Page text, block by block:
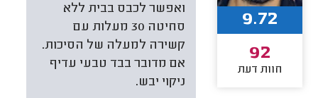
ואפשר לכבס בבית ללא
סחיטה 30 מעלות עם
קשירה למעלה של הסיכות.
אם מדובר בבד טבעי עדיף
ניקוי יבש.
9.72
92
חוות דעת